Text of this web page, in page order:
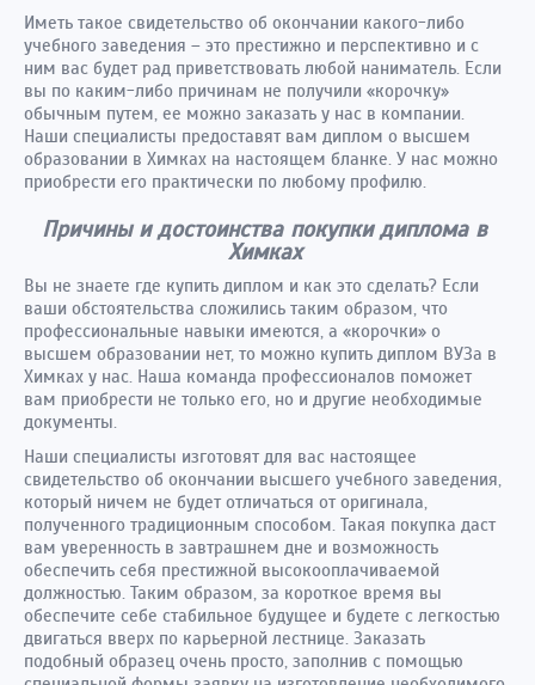
Иметь такое свидетельство об окончании какого-либо
учебного заведения – это престижно и перспективно и с
ним вас будет рад приветствовать любой наниматель. Если
вы по каким-либо причинам не получили «корочку»
обычным путем, ее можно заказать у нас в компании.
Наши специалисты предоставят вам диплом о высшем
образовании в Химках на настоящем бланке. У нас можно
приобрести его практически по любому профилю.
Причины и достоинства покупки диплома в
Химках
Вы не знаете где купить диплом и как это сделать? Если
ваши обстоятельства сложились таким образом, что
профессиональные навыки имеются, а «корочки» о
высшем образовании нет, то можно купить диплом ВУЗа в
Химках у нас. Наша команда профессионалов поможет
вам приобрести не только его, но и другие необходимые
документы.
Наши специалисты изготовят для вас настоящее
свидетельство об окончании высшего учебного заведения,
который ничем не будет отличаться от оригинала,
полученного традиционным способом. Такая покупка даст
вам уверенность в завтрашнем дне и возможность
обеспечить себя престижной высокооплачиваемой
должностью. Таким образом, за короткое время вы
обеспечите себе стабильное будущее и будете с легкостью
двигаться вверх по карьерной лестнице. Заказать
подобный образец очень просто, заполнив с помощью